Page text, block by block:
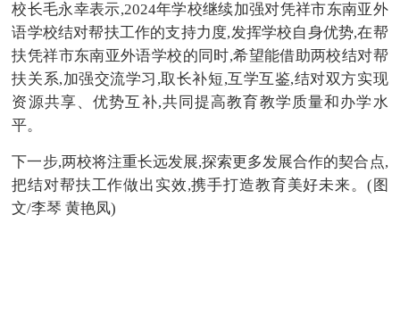
校长毛永幸表示,2024年学校继续加强对凭祥市东南亚外
语学校结对帮扶工作的支持力度,发挥学校自身优势,在帮
扶凭祥市东南亚外语学校的同时,希望能借助两校结对帮
扶关系,加强交流学习,取长补短,互学互鉴,结对双方实现
资源共享、优势互补,共同提高教育教学质量和办学水
平。
下一步,两校将注重长远发展,探索更多发展合作的契合点,
把结对帮扶工作做出实效,携手打造教育美好未来。(图
文/李琴 黄艳凤)